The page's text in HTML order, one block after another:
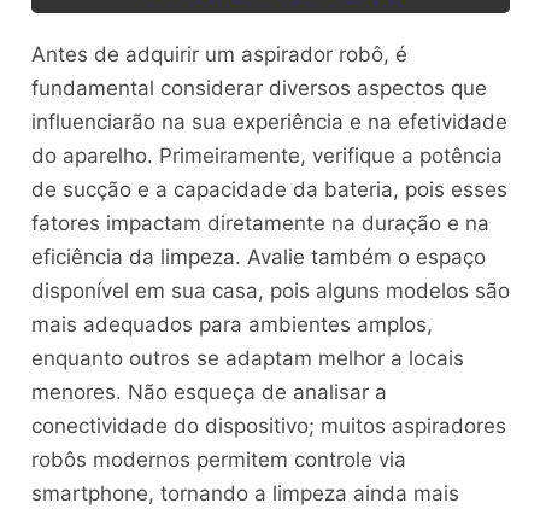
Antes de adquirir um aspirador robô, é
fundamental considerar diversos aspectos que
influenciarão na sua experiência e na efetividade
do aparelho. Primeiramente, verifique a potência
de sucção e a capacidade da bateria, pois esses
fatores impactam diretamente na duração e na
eficiência da limpeza. Avalie também o espaço
disponível em sua casa, pois alguns modelos são
mais adequados para ambientes amplos,
enquanto outros se adaptam melhor a locais
menores. Não esqueça de analisar a
conectividade do dispositivo; muitos aspiradores
robôs modernos permitem controle via
smartphone, tornando a limpeza ainda mais